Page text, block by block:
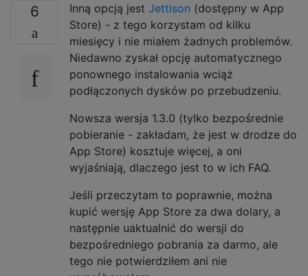
6 Inną opcją jest Jettison (dostępny w App
Store) - z tego korzystam od kilku
miesięcy i nie miałem żadnych problemów.
Niedawno zyskał opcję automatycznego
ponownego instalowania wciąż
podłączonych dysków po przebudzeniu.
Nowsza wersja 1.3.0 (tylko bezpośrednie
pobieranie - zakładam, że jest w drodze do
App Store) kosztuje więcej, a oni
wyjaśniają, dlaczego jest to w ich FAQ.
Jeśli przeczytam to poprawnie, można
kupić wersję App Store za dwa dolary, a
następnie uaktualnić do wersji do
bezpośredniego pobrania za darmo, ale
tego nie potwierdziłem ani nie